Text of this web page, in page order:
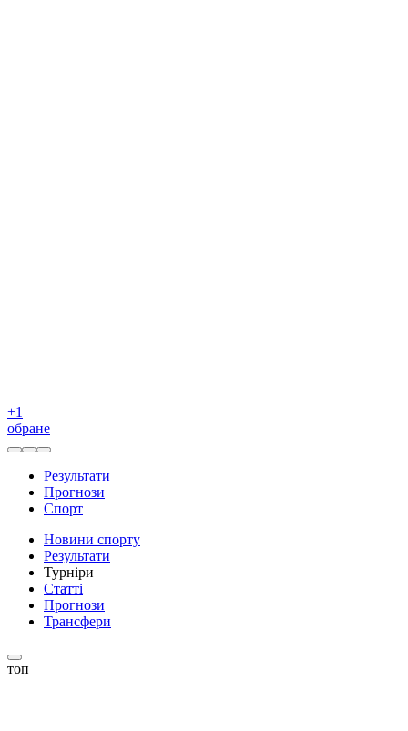
+1
обране
Результати
Прогнози
Спорт
Новини спорту
Результати
Турніри
Статті
Прогнози
Трансфери
топ